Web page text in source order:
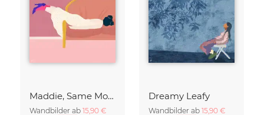
Maddie, Same Mood
Wandbilder ab 15,90 €
Dreamy Leafy
Wandbilder ab 15,90 €